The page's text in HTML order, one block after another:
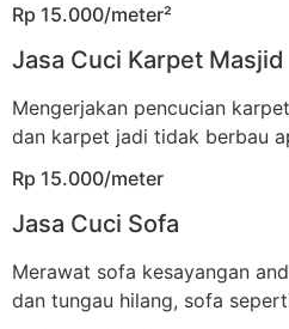
Rp 15.000/meter²
Jasa Cuci Karpet Masjid
Mengerjakan pencucian
dan karpet jadi tidak berbau
Rp 15.000/meter
Jasa Cuci Sofa
Merawat sofa kesayangan
dan tungau hilang, sofa